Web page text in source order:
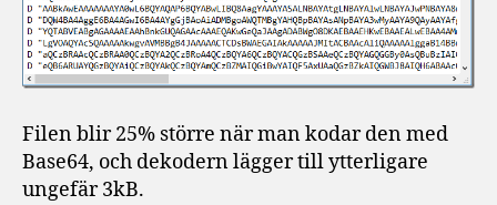
Filen blir 25% större när man kodar den med
Base64, och dekodern lägger till ytterligare
ungefär 3kB.